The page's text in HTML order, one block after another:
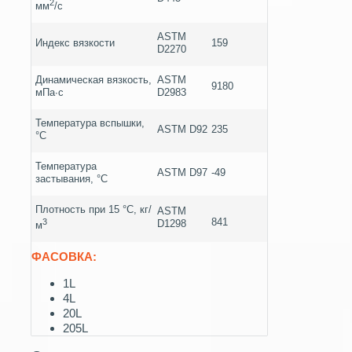
мм2/с
Индекс вязкости
ASTM
D2270
159
Динамическая вязкость,
мПа∙с
ASTM
D2983
9180
Температура вспышки,
°С
ASTM D92 235
Температура
застывания, °С
ASTM D97 -49
Плотность при 15 °C, кг/
м3
ASTM
D1298
841
ФАСОВКА:
1L
4L
20L
205L